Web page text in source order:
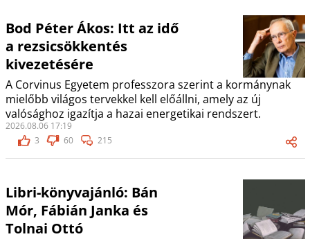
Bod Péter Ákos: Itt az idő
a rezsicsökkentés
kivezetésére
A Corvinus Egyetem professzora szerint a kormánynak
mielőbb világos tervekkel kell előállni, amely az új
valósághoz igazítja a hazai energetikai rendszert.
2026.08.06 17:19
3
60 215
Libri-könyvajánló: Bán
Mór, Fábián Janka és
Tolnai Ottó